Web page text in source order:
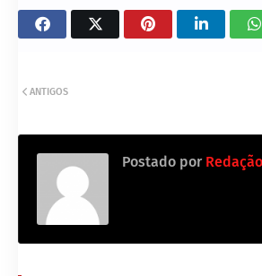
ANTIGOS
Postado por Redação